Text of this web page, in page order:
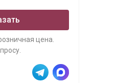
цена.